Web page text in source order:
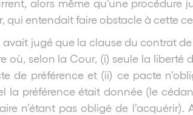
alors même qu’une procédure
qui entendait faire obstacle à cette
avait jugé que la clause du contrat
où, selon la Cour, (i) seule la liberté
de préférence et (ii) ce pacte
préférence était donnée (le
n’étant pas obligé de l’acquérir).